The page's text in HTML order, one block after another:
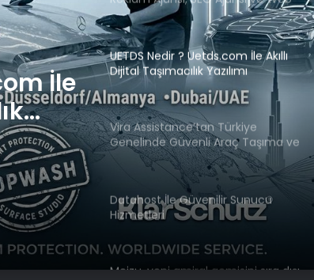
İle
Tasarım Ajansı
UETDS Nedir ? Uetds.com İle Akıllı
Dijital Taşımacılık Yazılımı
Vira Assistance’tan Türkiye
Genelinde Güvenli Araç Taşıma ve
Yol Yardım Atağı
Datahost İle Güvenilir Sunucu
Hizmetleri
Meizu, yeni amiral gemisini sıra dışı